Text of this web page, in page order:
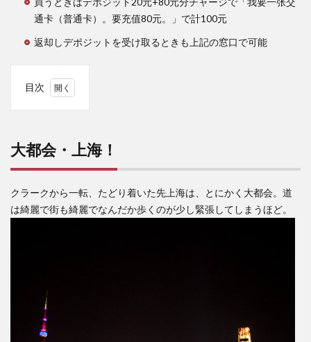
通卡（普通卡）。要充值80元。」で計100元
返却しデポジットを受け取るときも上記の窓口で可能
目次
上
2
チケ
ット
調べ
大都会・上海！
クラークから一転、たどり着いた先上海は、とにかく大都会。道
は綺麗で街も綺麗でなんだか歩くのが少し緊張してしまうほど。